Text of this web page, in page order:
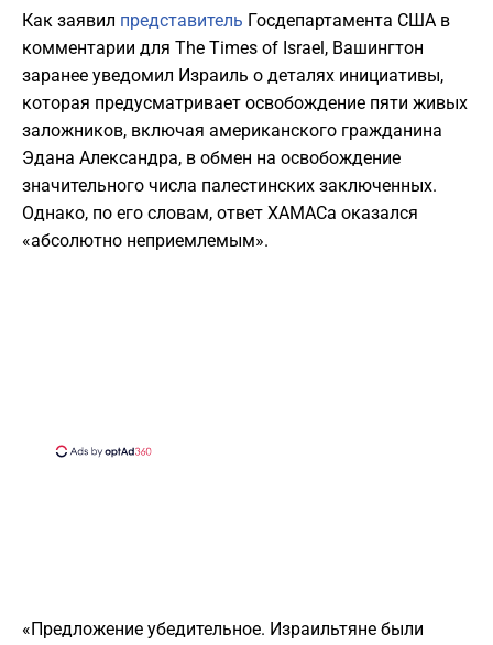
Как заявил представитель Госдепартамента США в
комментарии для The Times of Israel, Вашингтон
заранее уведомил Израиль о деталях инициативы,
которая предусматривает освобождение пяти живых
заложников, включая американского гражданина
Эдана Александра, в обмен на освобождение
значительного числа палестинских заключенных.
Однако, по его словам, ответ ХАМАСа оказался
«абсолютно неприемлемым».
«Предложение убедительное. Израильтяне были